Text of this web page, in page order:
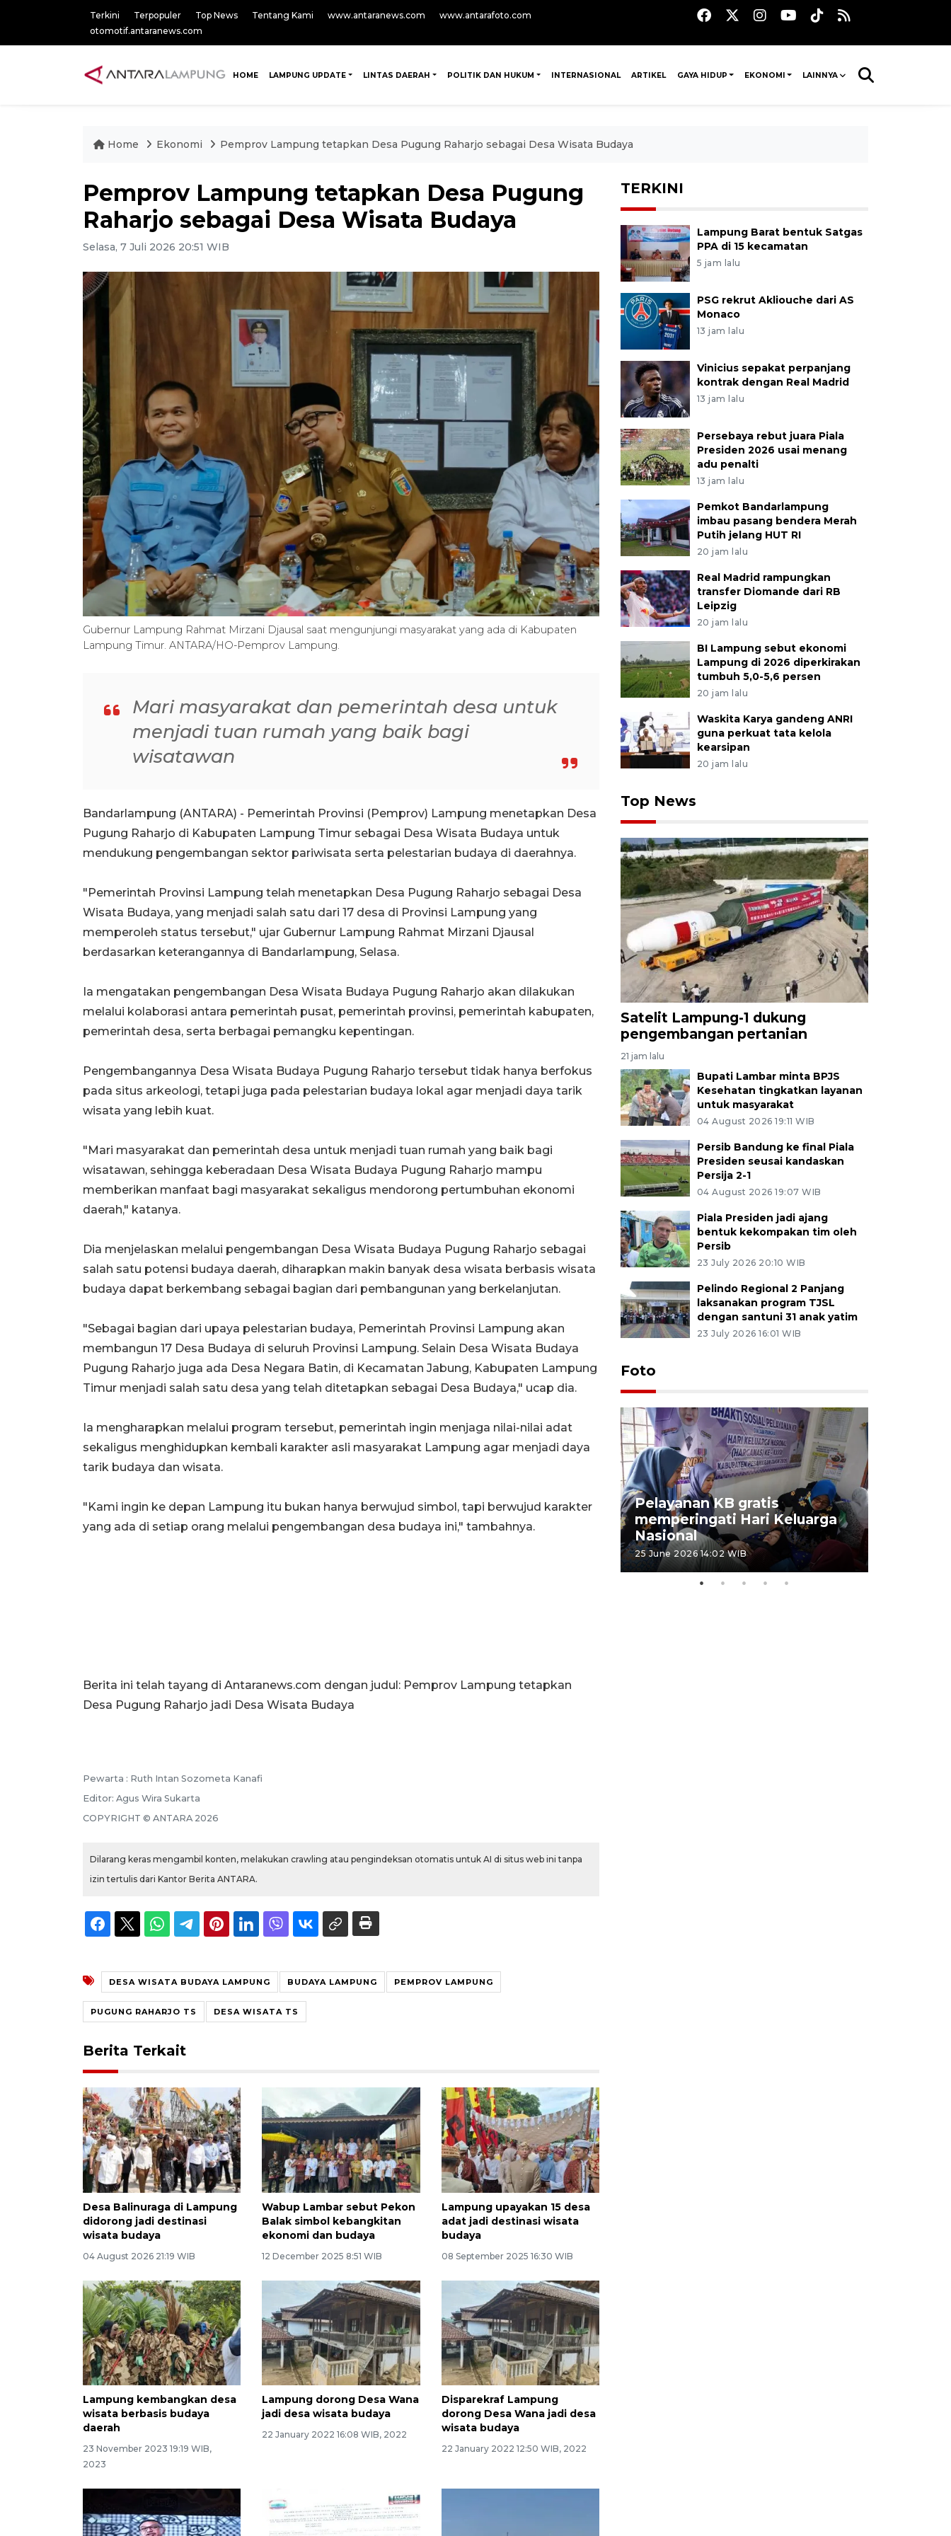
Terkini Terpopuler Top News Tentang Kami www.antaranews.com
www.antarafoto.com
otomotif.antaranews.com
HOME LAMPUNG UPDATE LINTAS DAERAH POLITIK DAN HUKUM INTERNASIONAL ARTIKEL GAYA HIDUP EKONOMI LAINNYA
Home Ekonomi Pemprov Lampung tetapkan Desa Pugung Raharjo sebagai Desa Wisata Budaya
Pemprov Lampung tetapkan Desa Pugung
Raharjo sebagai Desa Wisata Budaya
Selasa, 7 Juli 2026 20:51 WIB
Gubernur Lampung Rahmat Mirzani Djausal saat mengunjungi masyarakat yang ada di Kabupaten
Lampung Timur. ANTARA/HO-Pemprov Lampung.
Mari masyarakat dan pemerintah desa untuk
menjadi tuan rumah yang baik bagi
wisatawan
Bandarlampung (ANTARA) - Pemerintah Provinsi (Pemprov) Lampung menetapkan Desa
Pugung Raharjo di Kabupaten Lampung Timur sebagai Desa Wisata Budaya untuk
mendukung pengembangan sektor pariwisata serta pelestarian budaya di daerahnya.
"Pemerintah Provinsi Lampung telah menetapkan Desa Pugung Raharjo sebagai Desa
Wisata Budaya, yang menjadi salah satu dari 17 desa di Provinsi Lampung yang
memperoleh status tersebut," ujar Gubernur Lampung Rahmat Mirzani Djausal
berdasarkan keterangannya di Bandarlampung, Selasa.
Ia mengatakan pengembangan Desa Wisata Budaya Pugung Raharjo akan dilakukan
melalui kolaborasi antara pemerintah pusat, pemerintah provinsi, pemerintah kabupaten,
pemerintah desa, serta berbagai pemangku kepentingan.
Pengembangannya Desa Wisata Budaya Pugung Raharjo tersebut tidak hanya berfokus
pada situs arkeologi, tetapi juga pada pelestarian budaya lokal agar menjadi daya tarik
wisata yang lebih kuat.
"Mari masyarakat dan pemerintah desa untuk menjadi tuan rumah yang baik bagi
wisatawan, sehingga keberadaan Desa Wisata Budaya Pugung Raharjo mampu
memberikan manfaat bagi masyarakat sekaligus mendorong pertumbuhan ekonomi
daerah," katanya.
Dia menjelaskan melalui pengembangan Desa Wisata Budaya Pugung Raharjo sebagai
salah satu potensi budaya daerah, diharapkan makin banyak desa wisata berbasis wisata
budaya dapat berkembang sebagai bagian dari pembangunan yang berkelanjutan.
"Sebagai bagian dari upaya pelestarian budaya, Pemerintah Provinsi Lampung akan
membangun 17 Desa Budaya di seluruh Provinsi Lampung. Selain Desa Wisata Budaya
Pugung Raharjo juga ada Desa Negara Batin, di Kecamatan Jabung, Kabupaten Lampung
Timur menjadi salah satu desa yang telah ditetapkan sebagai Desa Budaya," ucap dia.
Ia mengharapkan melalui program tersebut, pemerintah ingin menjaga nilai-nilai adat
sekaligus menghidupkan kembali karakter asli masyarakat Lampung agar menjadi daya
tarik budaya dan wisata.
"Kami ingin ke depan Lampung itu bukan hanya berwujud simbol, tapi berwujud karakter
yang ada di setiap orang melalui pengembangan desa budaya ini," tambahnya.
Berita ini telah tayang di Antaranews.com dengan judul: Pemprov Lampung tetapkan
Desa Pugung Raharjo jadi Desa Wisata Budaya
Pewarta : Ruth Intan Sozometa Kanafi
Editor: Agus Wira Sukarta
COPYRIGHT © ANTARA 2026
Dilarang keras mengambil konten, melakukan crawling atau pengindeksan otomatis untuk AI di situs web ini tanpa
izin tertulis dari Kantor Berita ANTARA.
DESA WISATA BUDAYA LAMPUNG BUDAYA LAMPUNG PEMPROV LAMPUNG
PUGUNG RAHARJO TS DESA WISATA TS
Berita Terkait
Desa Balinuraga di Lampung
didorong jadi destinasi
wisata budaya
04 August 2026 21:19 WIB
Wabup Lambar sebut Pekon
Balak simbol kebangkitan
ekonomi dan budaya
12 December 2025 8:51 WIB
Lampung upayakan 15 desa
adat jadi destinasi wisata
budaya
08 September 2025 16:30 WIB
Lampung kembangkan desa
wisata berbasis budaya
daerah
23 November 2023 19:19 WIB,
2023
Lampung dorong Desa Wana
jadi desa wisata budaya
22 January 2022 16:08 WIB, 2022
Disparekraf Lampung
dorong Desa Wana jadi desa
wisata budaya
22 January 2022 12:50 WIB, 2022
TERKINI
Lampung Barat bentuk Satgas
PPA di 15 kecamatan
5 jam lalu
PSG rekrut Akliouche dari AS
Monaco
13 jam lalu
Vinicius sepakat perpanjang
kontrak dengan Real Madrid
13 jam lalu
Persebaya rebut juara Piala
Presiden 2026 usai menang
adu penalti
13 jam lalu
Pemkot Bandarlampung
imbau pasang bendera Merah
Putih jelang HUT RI
20 jam lalu
Real Madrid rampungkan
transfer Diomande dari RB
Leipzig
20 jam lalu
BI Lampung sebut ekonomi
Lampung di 2026 diperkirakan
tumbuh 5,0-5,6 persen
20 jam lalu
Waskita Karya gandeng ANRI
guna perkuat tata kelola
kearsipan
20 jam lalu
Top News
Satelit Lampung-1 dukung
pengembangan pertanian
21 jam lalu
Bupati Lambar minta BPJS
Kesehatan tingkatkan layanan
untuk masyarakat
04 August 2026 19:11 WIB
Persib Bandung ke final Piala
Presiden seusai kandaskan
Persija 2-1
04 August 2026 19:07 WIB
Piala Presiden jadi ajang
bentuk kekompakan tim oleh
Persib
23 July 2026 20:10 WIB
Pelindo Regional 2 Panjang
laksanakan program TJSL
dengan santuni 31 anak yatim
23 July 2026 16:01 WIB
Foto
Tingkat hunian hotel di
Lampung naik pada Maret
2026
Pelayanan KB gratis
memperingati Hari Keluarga
Nasional
25 June 2026 14:02 WIB